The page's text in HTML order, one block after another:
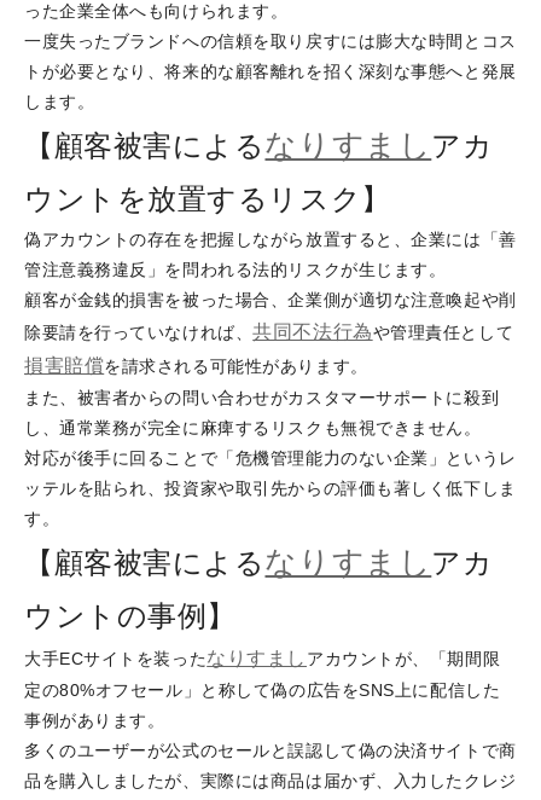
った企業全体へも向けられます。
一度失ったブランドへの信頼を取り戻すには膨大な時間とコス
トが必要となり、将来的な顧客離れを招く深刻な事態へと発展
します。
【顧客被害によるなりすまし アカ
ウントを放置するリスク】
偽アカウントの存在を把握しながら放置すると、企業には「善
管注意義務違反」を問われる法的リスクが生じます。
顧客が金銭的損害を被った場合、企業側が適切な注意喚起や削
除要請を行っていなければ、共同不法行為や管理責任として
損害賠償を請求される可能性があります。
また、被害者からの問い合わせがカスタマーサポートに殺到
し、通常業務が完全に麻痺するリスクも無視できません。
対応が後手に回ることで「危機管理能力のない企業」というレ
ッテルを貼られ、投資家や取引先からの評価も著しく低下しま
す。
【顧客被害によるなりすまし アカ
ウントの事例】
大手ECサイトを装ったなりすまし アカウントが、「期間限
定の80%オフセール」と称して偽の広告をSNS上に配信した
事例があります。
多くのユーザーが公式のセールと誤認して偽の決済サイトで商
品を購入しましたが、実際には商品は届かず、入力したクレジ